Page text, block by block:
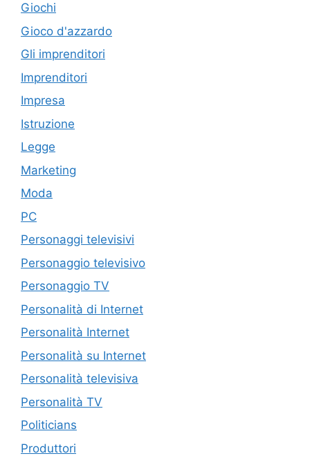
Giochi
Gioco d'azzardo
Gli imprenditori
Imprenditori
Impresa
Istruzione
Legge
Marketing
Moda
PC
Personaggi televisivi
Personaggio televisivo
Personaggio TV
Personalità di Internet
Personalità Internet
Personalità su Internet
Personalità televisiva
Personalità TV
Politicians
Produttori